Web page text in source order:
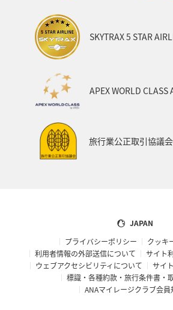
SKYTRAX 5 STAR
APEX WORLD CLASS
旅行業公正取引協議
JAPAN
プライバシーポリシー
クッキ
利用者情報の外部送信について
サイト
ウェブアクセシビリティについて
サイ
標識・各種約款・旅行条件書・
ANAマイレージクラブ会員